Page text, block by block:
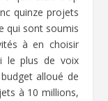
quinze projets
qui sont soumis
à en choisir
le plus de voix
alloué de
à 10 millions,